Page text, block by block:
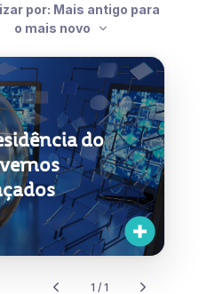
por: Mais antigo para
o mais novo
do
1 / 1